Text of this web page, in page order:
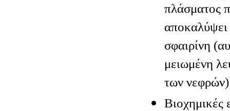
πλάσματος
σφαιρίνη
μειωμένη
των
Βιοχημικές